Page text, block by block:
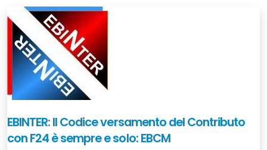
EBINTER: Il Codice versamento del Contributo
con F24 è sempre e solo: EBCM